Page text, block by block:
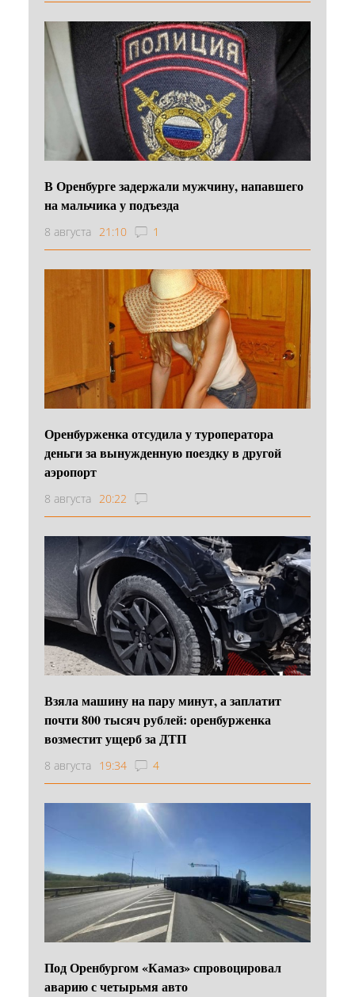
В Оренбурге задержали мужчину, напавшего
на мальчика у подъезда
8 августа 21:10 1
Оренбурженка отсудила у туроператора
деньги за вынужденную поездку в другой
аэропорт
8 августа 20:22
Взяла машину на пару минут, а заплатит
почти 800 тысяч рублей: оренбурженка
возместит ущерб за ДТП
8 августа 19:34 4
Под Оренбургом «Камаз» спровоцировал
аварию с четырьмя авто